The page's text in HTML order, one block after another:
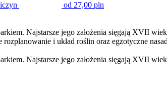
od 27,00 pln
Najstarsze jego założenia sięgają XVII
rozplanowanie i układ roślin oraz egzotyczne
Najstarsze jego założenia sięgają XVII